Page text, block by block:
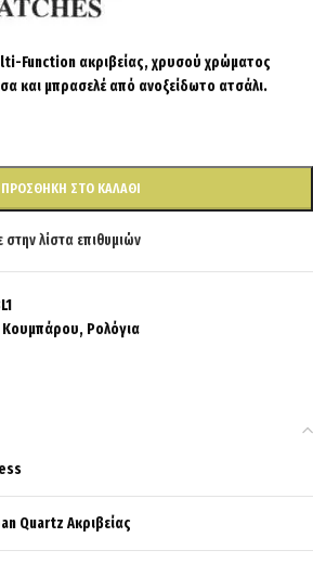
Function ακριβείας, χρυσού χρώματος
και μπρασελέ από ανοξείδωτο ατσάλι.
ΠΡΟΣΘΉΚΗ ΣΤΟ ΚΑΛΆΘΙ
λίστα επιθυμιών
, Ρολόγια
Quartz Ακριβείας